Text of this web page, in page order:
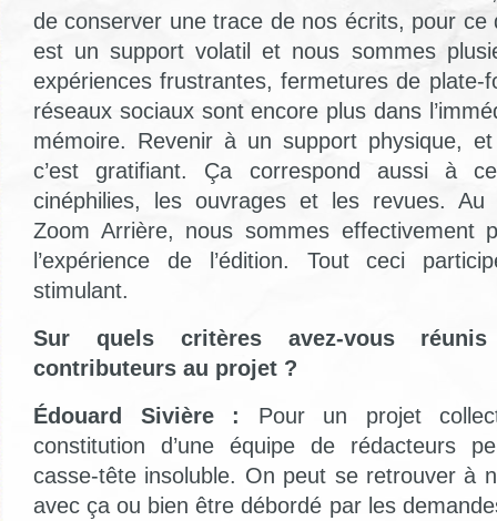
de conserver une trace de nos écrits, pour ce
est un support volatil et nous sommes
expériences frustrantes, fermetures de plate-
réseaux sociaux sont encore plus dans
mémoire. Revenir à un support physique,
c’est gratifiant. Ça correspond aussi à
cinéphilies, les ouvrages et les revues. Au
Zoom Arrière, nous sommes effectivement
l’expérience de l’édition. Tout ceci
stimulant.
Sur quels critères avez-vous
contributeurs au projet ?
Édouard Sivière : Pour un projet
constitution d’une équipe de rédacteurs
casse-tête insoluble. On peut se retrouver à
avec ça ou bien être débordé par les